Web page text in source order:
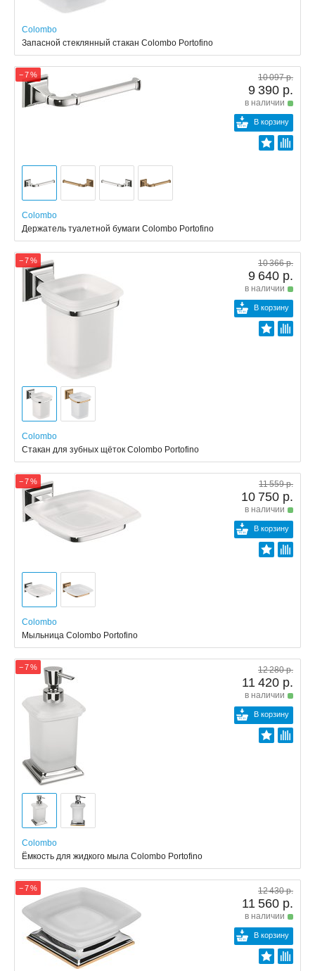
Colombo
Запасной стеклянный стакан Colombo Portofino
− 7 % 10 097 р.
9 390 р.
в наличии
В корзину
Colombo
Держатель туалетной бумаги Colombo Portofino
− 7 % 10 366 р.
9 640 р.
в наличии
В корзину
Colombo
Стакан для зубных щёток Colombo Portofino
− 7 % 11 559 р.
10 750 р.
в наличии
В корзину
Colombo
Мыльница Colombo Portofino
− 7 % 12 280 р.
11 420 р.
в наличии
В корзину
Colombo
Ёмкость для жидкого мыла Colombo Portofino
− 7 % 12 430 р.
11 560 р.
в наличии
В корзину